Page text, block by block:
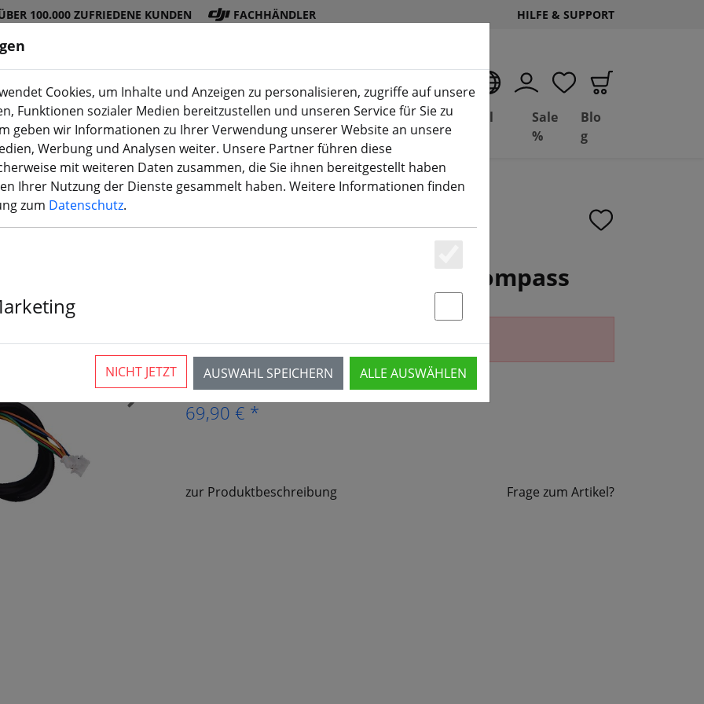
100.000 ZUFRIEDENE KUNDEN FACHHÄNDLER HILFE & SUPPORT
DJI
Shop
Akku
s
Propelle
r
Zubehö
r
3D
Druck(aktuelle Seite)
Deal
Depot
Basil
Sale
%
Blo
g
Holybro Lea6H GPS mit Kompass
›
Der Artikel ist nicht mehr erhältlich.
69,90 € *
zur Produktbeschreibung Frage zum Artikel?
Cookies, um Inhalte und Anzeigen zu personalisieren, zugriffe auf unsere
Funktionen sozialer Medien bereitzustellen und unseren Service für Sie zu
geben wir Informationen zu Ihrer Verwendung unserer Website an unsere
Werbung und Analysen weiter. Unsere Partner führen diese
mit weiteren Daten zusammen, die Sie ihnen bereitgestellt haben
Ihrer Nutzung der Dienste gesammelt haben. Weitere Informationen finden
zum Datenschutz.
Essenziell
AUSWAHL SPEICHERN ALLE AUSWÄHLEN
NICHT JETZT